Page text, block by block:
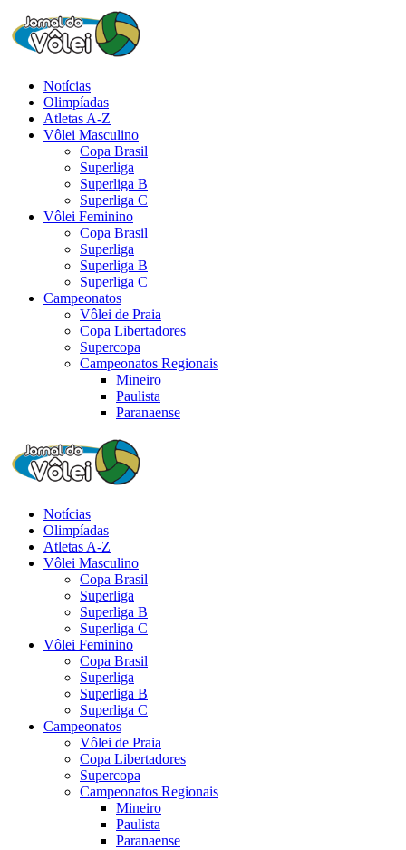
Notícias
Olimpíadas
Atletas A-Z
Vôlei Masculino
Copa Brasil
Superliga
Superliga B
Superliga C
Vôlei Feminino
Copa Brasil
Superliga
Superliga B
Superliga C
Campeonatos
Vôlei de Praia
Copa Libertadores
Supercopa
Campeonatos Regionais
Mineiro
Paulista
Paranaense
Notícias
Olimpíadas
Atletas A-Z
Vôlei Masculino
Copa Brasil
Superliga
Superliga B
Superliga C
Vôlei Feminino
Copa Brasil
Superliga
Superliga B
Superliga C
Campeonatos
Vôlei de Praia
Copa Libertadores
Supercopa
Campeonatos Regionais
Mineiro
Paulista
Paranaense